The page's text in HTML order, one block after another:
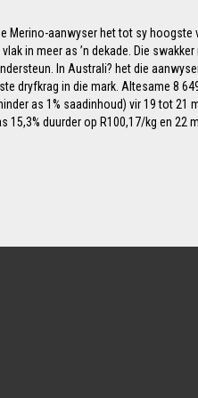
Merino-aanwyser het tot sy
in meer as ’n dekade. Die
In Australi? het die
dryfkrag in die mark. Altesame 8
as 1% saadinhoud) vir 19 tot 21
duurder op R100,17/kg en 22